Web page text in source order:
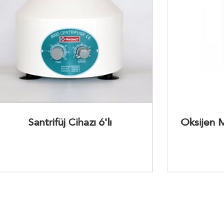
Santrifüj Cihazı 6'lı
Oksijen